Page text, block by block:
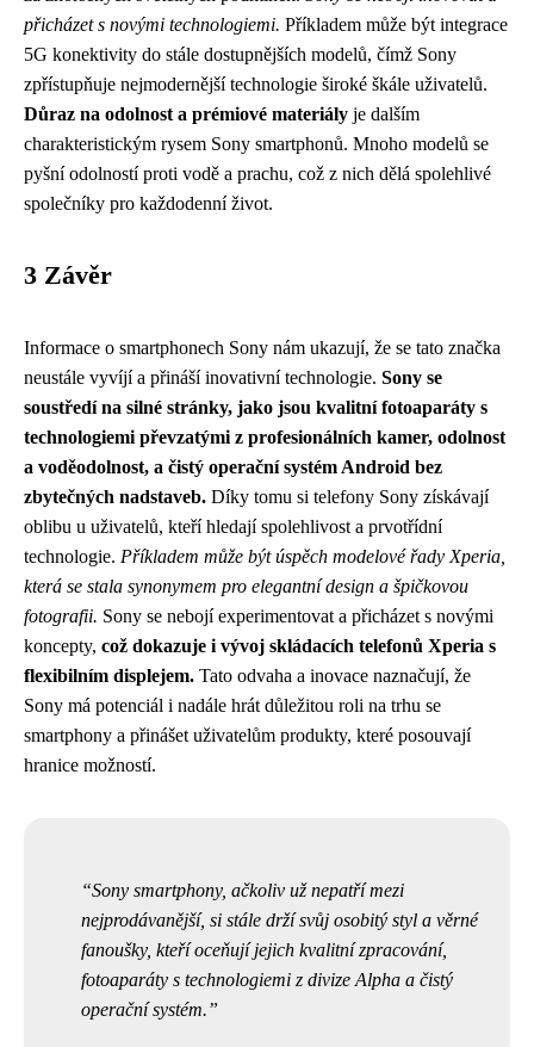
přicházet s novými technologiemi. Příkladem může být integrace
5G konektivity do stále dostupnějších modelů, čímž Sony
zpřístupňuje nejmodernější technologie široké škále uživatelů.
Důraz na odolnost a prémiové materiály je dalším
charakteristickým rysem Sony smartphonů. Mnoho modelů se
pyšní odolností proti vodě a prachu, což z nich dělá spolehlivé
společníky pro každodenní život.
3 Závěr
Informace o smartphonech Sony nám ukazují, že se tato značka
neustále vyvíjí a přináší inovativní technologie. Sony se
soustředí na silné stránky, jako jsou kvalitní fotoaparáty s
technologiemi převzatými z profesionálních kamer, odolnost
a voděodolnost, a čistý operační systém Android bez
zbytečných nadstaveb. Díky tomu si telefony Sony získávají
oblibu u uživatelů, kteří hledají spolehlivost a prvotřídní
technologie. Příkladem může být úspěch modelové řady Xperia,
která se stala synonymem pro elegantní design a špičkovou
fotografii. Sony se nebojí experimentovat a přicházet s novými
koncepty, což dokazuje i vývoj skládacích telefonů Xperia s
flexibilním displejem. Tato odvaha a inovace naznačují, že
Sony má potenciál i nadále hrát důležitou roli na trhu se
smartphony a přinášet uživatelům produkty, které posouvají
hranice možností.
Sony smartphony, ačkoliv už nepatří mezi
nejprodávanější, si stále drží svůj osobitý styl a věrné
fanoušky, kteří oceňují jejich kvalitní zpracování,
fotoaparáty s technologiemi z divize Alpha a čistý
operační systém.